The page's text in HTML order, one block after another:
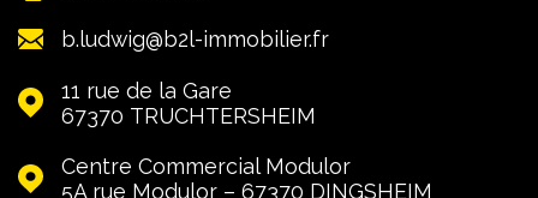
b.ludwig@b2l-immobilier.fr
11 rue de la Gare
67370
TRUCHTERSHEIM
Centre Commercial Modulor
5A rue Modulor – 67370
DINGSHEIM